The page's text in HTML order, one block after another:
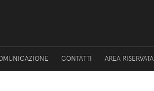
CONTATTI AREA RISERVATA